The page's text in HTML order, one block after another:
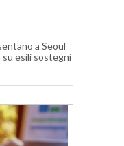
a Seoul
esili sostegni